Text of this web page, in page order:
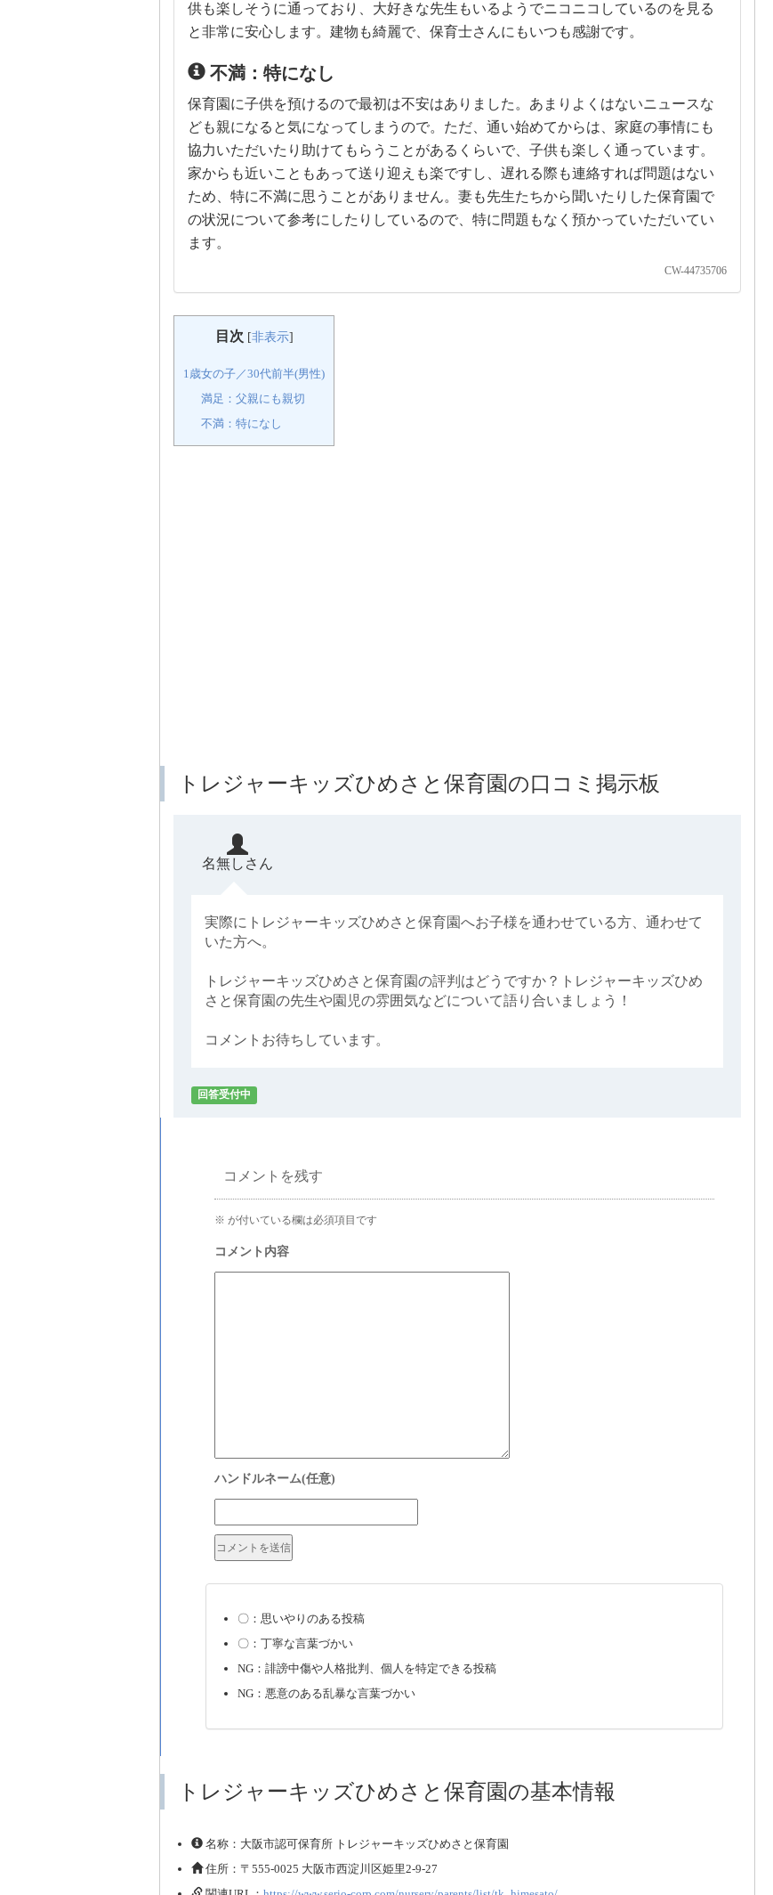
供も楽しそうに通っており、大好きな先生もいるようでニコニコしているのを見る
と非常に安心します。建物も綺麗で、保育士さんにもいつも感謝です。
不満：特になし
保育園に子供を預けるので最初は不安はありました。あまりよくはないニュースな
ども親になると気になってしまうので。ただ、通い始めてからは、家庭の事情にも
協力いただいたり助けてもらうことがあるくらいで、子供も楽しく通っています。
家からも近いこともあって送り迎えも楽ですし、遅れる際も連絡すれば問題はない
ため、特に不満に思うことがありません。妻も先生たちから聞いたりした保育園で
の状況について参考にしたりしているので、特に問題もなく預かっていただいてい
ます。
CW-44735706
目次 [非表示]
1歳女の子／30代前半(男性)
満足：父親にも親切
不満：特になし
トレジャーキッズひめさと保育園の口コミ掲示板
名無しさん
実際にトレジャーキッズひめさと保育園へお子様を通わせている方、通わせて
いた方へ。
トレジャーキッズひめさと保育園の評判はどうですか？トレジャーキッズひめ
さと保育園の先生や園児の雰囲気などについて語り合いましょう！
コメントお待ちしています。
回答受付中
コメントを残す
※ が付いている欄は必須項目です
〇：思いやりのある投稿
〇：丁寧な言葉づかい
NG：誹謗中傷や人格批判、個人を特定できる投稿
NG：悪意のある乱暴な言葉づかい
トレジャーキッズひめさと保育園の基本情報
名称：大阪市認可保育所 トレジャーキッズひめさと保育園
住所：〒555-0025 大阪市西淀川区姫里2-9-27